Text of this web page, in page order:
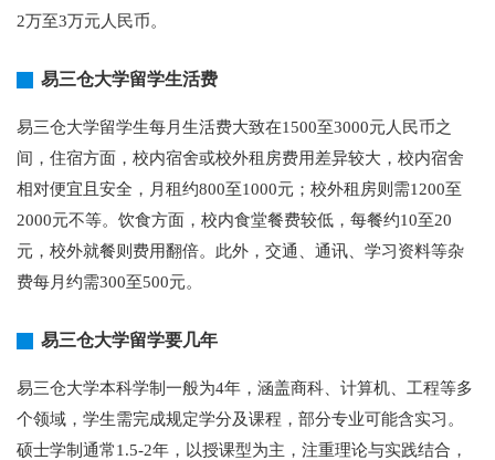
2万至3万元人民币。
易三仓大学留学生活费
易三仓大学留学生每月生活费大致在1500至3000元人民币之
间，住宿方面，校内宿舍或校外租房费用差异较大，校内宿舍
相对便宜且安全，月租约800至1000元；校外租房则需1200至
2000元不等。饮食方面，校内食堂餐费较低，每餐约10至20
元，校外就餐则费用翻倍。此外，交通、通讯、学习资料等杂
费每月约需300至500元。
易三仓大学留学要几年
易三仓大学本科学制一般为4年，涵盖商科、计算机、工程等多
个领域，学生需完成规定学分及课程，部分专业可能含实习。
硕士学制通常1.5-2年，以授课型为主，注重理论与实践结合，